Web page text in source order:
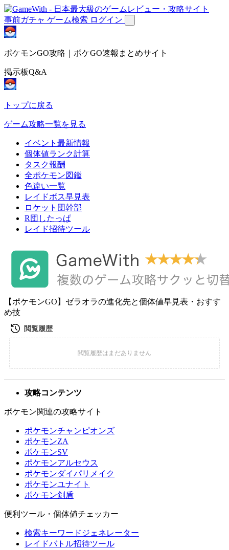
事前ガチャ ゲーム検索 ログイン
ポケモンGO攻略｜ポケGO速報まとめサイト
掲示板Q&A
トップに戻る
ゲーム攻略一覧を見る
イベント最新情報
個体値ランク計算
タスク報酬
全ポケモン図鑑
色違い一覧
レイドボス早見表
ロケット団幹部
R団したっぱ
レイド招待ツール
【ポケモンGO】ゼラオラの進化先と個体値早見表・おすす
め技
攻略コンテンツ
ポケモン関連の攻略サイト
ポケモンチャンピオンズ
ポケモンZA
ポケモンSV
ポケモンアルセウス
ポケモンダイパリメイク
ポケモンユナイト
ポケモン剣盾
便利ツール・個体値チェッカー
検索キーワードジェネレーター
レイドバトル招待ツール